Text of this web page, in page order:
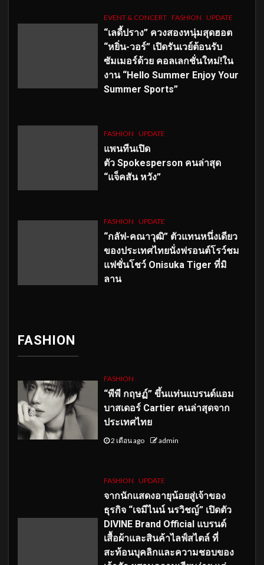
EVENT & CONCERT FASHION UPDATE
“เลดี้ปราง” ควงสองหนุ่มสุดฮอต
“หยิ่น-วอร์” เปิดรันเวย์ต้อนรับ
ซัมเมอร์ด้วย คอลเลกชั่นใหม่!ใน
งาน “Hello Summer Enjoy Your
Summer Sports”
FASHION UPDATE
แพนทีนเปิด
ตัว Spokesperson คนล่าสุด
“แจ็คสัน หวัง”
FASHION UPDATE
“กลัฟ-คณาวุฒิ” ตัวแทนหนึ่งเดียว
ของประเทศไทยนั่งฟรอนต์โรว์ชม
แฟชั่นโชว์ Onisuka Tiger ที่มิ
ลาน
FASHION
FASHION
“พีพี กฤษฏ์” ขึ้นแท่นแบรนด์แอม
บาสเดอร์ Cartier คนล่าสุดจาก
ประเทศไทย
2 เดือน ago admin
FASHION UPDATE
จากนักแสดงอายุน้อยสู่เจ้าของ
ธุรกิจ “เจมีไนน์ นรวิชญ์” เปิดตัว
DIVINE Brand Official แบรนด์
เสื้อผ้าและสินค้าไลฟ์สไตล์ ที่
สะท้อนบุคลิกและความชอบของ